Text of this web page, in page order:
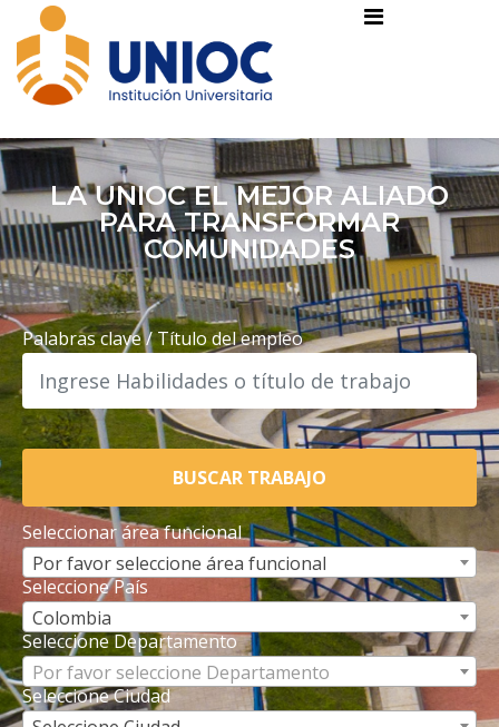
LA UNIOC EL MEJOR ALIADO
PARA TRANSFORMAR
COMUNIDADES
Palabras clave / Título del empleo
Seleccionar área funcional
Por favor seleccione área funcional
Seleccione País
Colombia
Seleccione Departamento
Por favor seleccione Departamento
Seleccione Ciudad